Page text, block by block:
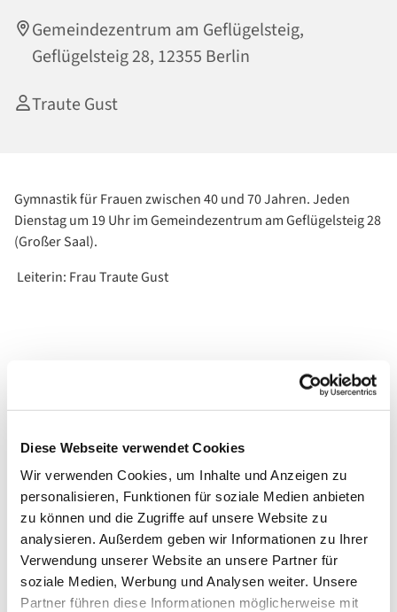
Diese Webseite verwendet Cookies
Wir verwenden Cookies, um Inhalte und Anzeigen zu
personalisieren, Funktionen für soziale Medien anbieten
zu können und die Zugriffe auf unsere Website zu
analysieren. Außerdem geben wir Informationen zu Ihrer
Verwendung unserer Website an unsere Partner für
soziale Medien, Werbung und Analysen weiter. Unsere
Partner führen diese Informationen möglicherweise mit
Gemeindezentrum am Geflügelsteig,
Geflügelsteig 28, 12355 Berlin
Traute Gust
Gymnastik für Frauen zwischen 40 und 70 Jahren. Jeden
Dienstag um 19 Uhr im Gemeindezentrum am Geflügelsteig 28
(Großer Saal).
Leiterin: Frau Traute Gust